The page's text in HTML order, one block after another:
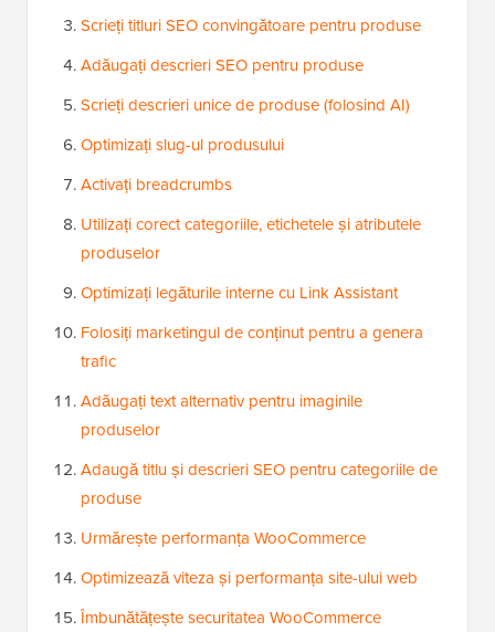
Scrieți titluri SEO convingătoare pentru produse
Adăugați descrieri SEO pentru produse
Scrieți descrieri unice de produse (folosind AI)
Optimizați slug-ul produsului
Activați breadcrumbs
Utilizați corect categoriile, etichetele și atributele
produselor
Optimizați legăturile interne cu Link Assistant
Folosiți marketingul de conținut pentru a genera
trafic
Adăugați text alternativ pentru imaginile
produselor
Adaugă titlu și descrieri SEO pentru categoriile de
produse
Urmărește performanța WooCommerce
Optimizează viteza și performanța site-ului web
Îmbunătățește securitatea WooCommerce